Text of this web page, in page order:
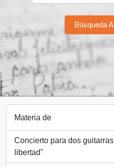
Búsqueda
Materia de
Concierto para dos
libertad"